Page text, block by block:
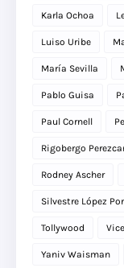
Karla Ochoa
Luiso Uribe
María Sevilla
Pablo Guisa
Paul Cornell
Rigobergo
Rodney Ascher
Silvestre López
Tollywood
Yaniv Waisman